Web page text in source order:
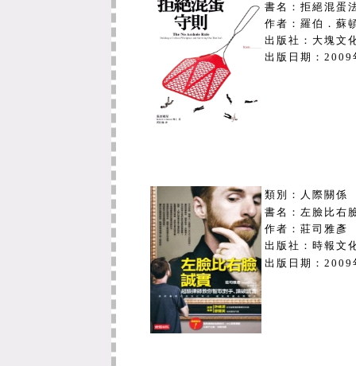
新設備入館：
1 . 公用目錄檢索區電腦六成以上
變，檢索效率及視覺效果則有大
2 . 為提供讀者更舒的閱讀空間及
示區、閱報區、休閒期刊區連成
區則移置左側，期使讀者使用時
本館資訊安全管理制度（ISMS）
8月18日完成年度管理審查會議
段工作說明
98學年各系所圖委會委員名單
書名：拒絕混蛋
作者：羅伯．蘇
出版社：大塊文
出版日期： 2009
類別：人際關係
書名：左臉比右
作者：莊司雅彥
出版社：時報文
出版日期： 2009